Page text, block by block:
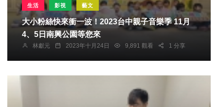
生活 影視 藝文
大小粉絲快來衝一波！2023台中親子音樂季 11月
4、5日南興公園等您來
林獻元 2023年十月24日 9,891 觀看 1 分享